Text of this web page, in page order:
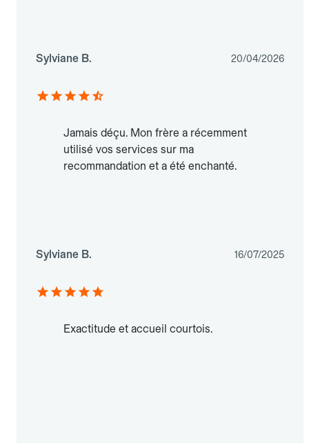
Sylviane B. 20/04/2026
Jamais déçu. Mon frère a récemment
utilisé vos services sur ma
recommandation et a été enchanté.
Sylviane B. 16/07/2025
Exactitude et accueil courtois.